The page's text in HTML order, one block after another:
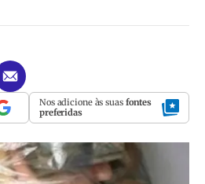
Nos adicione às suas fontes
preferidas